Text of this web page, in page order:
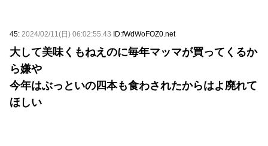
45: 2024/02/11(日) 06:02:55.43 ID:fWdWoFOZ0.net
大して美味くもねえのに毎年マッマが買ってくるか
ら嫌や
今年はぶっといの四本も食わされたからはよ廃れて
ほしい